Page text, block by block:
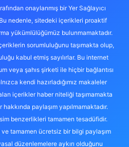
onaylanmış bir Yer Sağlayıcı
nedenle, sitedeki içerikleri proaktif
yükümlülüğümüz bulunmamaktadır.
sorumluluğunu taşımakta olup,
kabul etmiş sayılırlar. Bu internet
veya şahıs şirketi ile hiçbir bağlantısı
kendi hazırladığımız makaleler
içerikler haber niteliği taşımamakta
paylaşım yapılmamaktadır.
benzerlikleri tamamen tesadüfidir.
tamamen ücretsiz bir bilgi paylaşım
düzenlemelere aykırı olduğunu